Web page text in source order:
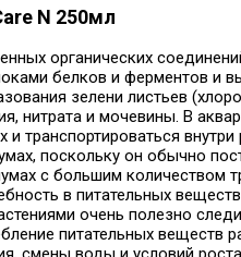
N 250мл
органических
белков и ферментов и
зелени листьев
нитрата и мочевины. В
транспортироваться
поскольку он обычно
с большим количеством
в питательных
очень полезно
питательных веществ